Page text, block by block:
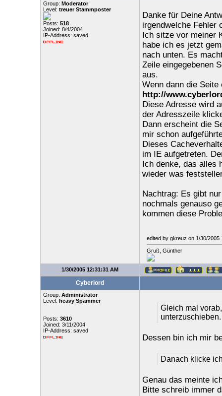
Group: Moderator
Level: treuer Stammposter
Posts: 518
Joined: 8/4/2004
IP-Address: saved
Danke für Deine
irgendwelche Fehler
Ich sitze vor meiner
habe ich es jetzt
nach unten. Es
Zeile eingegebenen
aus.
Wenn dann die
http://
Diese Adresse wird
der Adresszeile
Dann erscheint die
mir schon
Dieses
im IE aufgetreten.
Ich denke, das alles
wieder was
Nachtrag: Es gibt
nochmals genauso
kommen diese
edited by gkreuz on 1/30/2005
Gruß, Günther
1/30/2005 12:31:31 AM
Cyberlord
Group: Administrator
Level: heavy Spammer
Posts: 3610
Joined: 3/11/2004
IP-Address: saved
Gleich mal
unterzuschieben.
Dessen bin ich mir
Danach klicke
Genau das meinte
Bitte schreib immer